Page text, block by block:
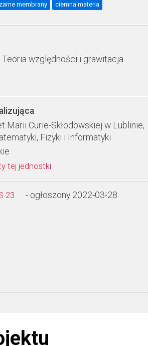
membrany ciemna materia
Teoria względności i grawitacja
:
Marii Curie-Skłodowskiej w Lublinie,
Fizyki i Informatyki
tej jednostki
23 - ogłoszony 2022-03-28